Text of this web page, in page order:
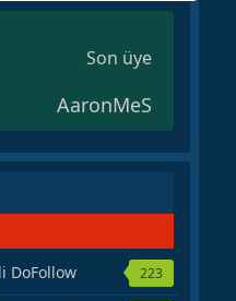
Son üye
AaronMeS
DoFollow
223